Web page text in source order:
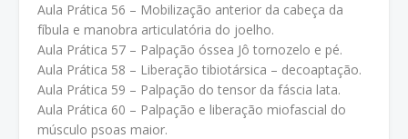
Aula Prática 56 – Mobilização anterior da cabeça da
fíbula e manobra articulatória do joelho.
Aula Prática 57 – Palpação óssea Jô tornozelo e pé.
Aula Prática 58 – Liberação tibiotársica – decoaptação.
Aula Prática 59 – Palpação do tensor da fáscia lata.
Aula Prática 60 – Palpação e liberação miofascial do
músculo psoas maior.